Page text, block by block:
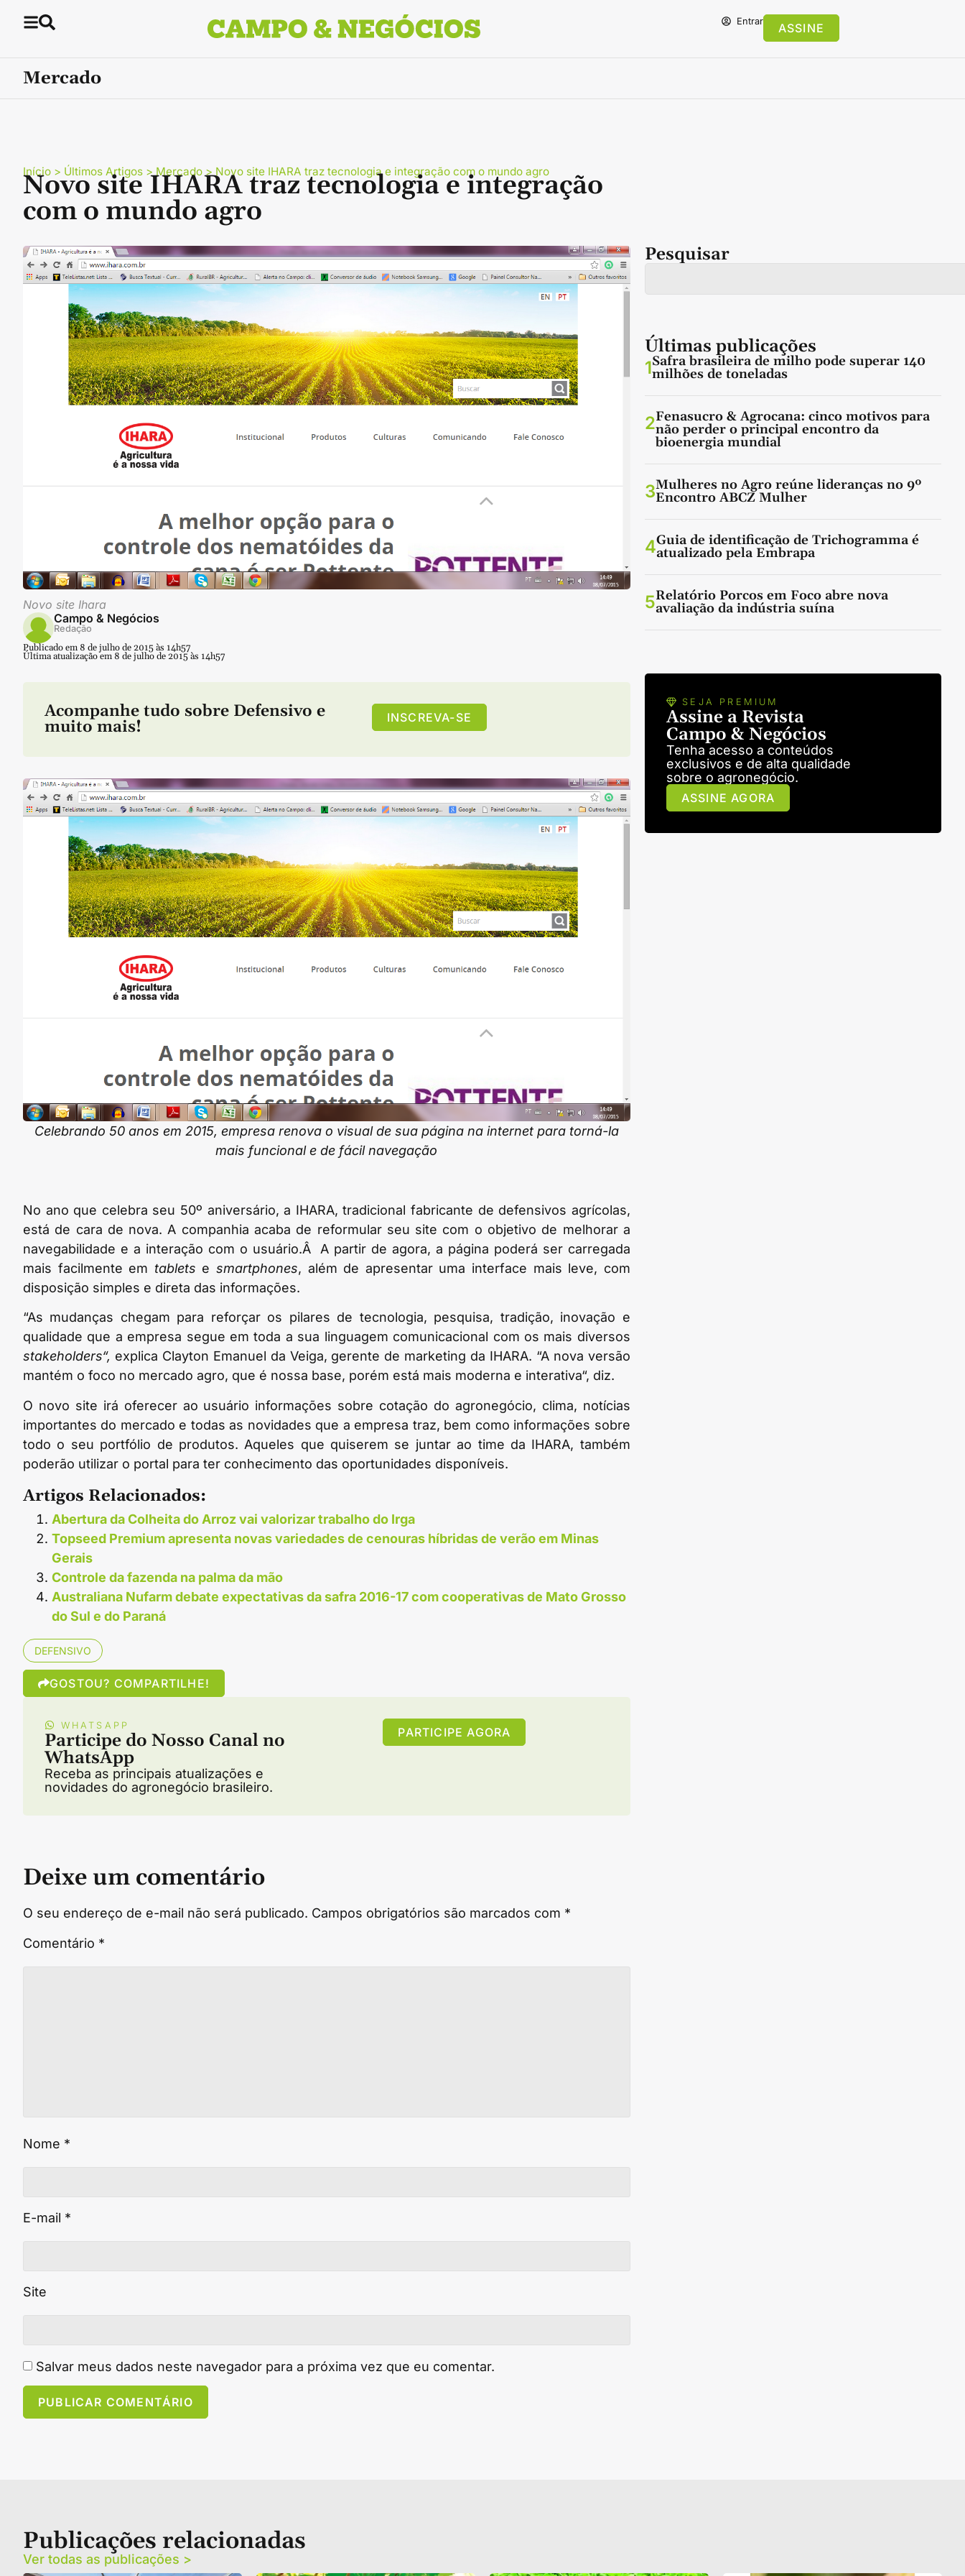
Entrar ASSINE
Mercado
Início > Últimos Artigos >Mercado>Novo site IHARA traz tecnologia e integração com o mundo agro
Novo site IHARA traz tecnologia e integração
com o mundo agro
Novo site Ihara
Campo & Negócios
Redação
Publicado em 8 de julho de 2015 às 14h57
Última atualização em 8 de julho de 2015 às 14h57
Acompanhe tudo sobre Defensivo e
muito mais! INSCREVA-SE
Celebrando 50 anos em 2015, empresa renova o visual de sua página na internet para torná-la
mais funcional e de fácil navegação
No ano que celebra seu 50º aniversário, a IHARA, tradicional fabricante de defensivos agrícolas,
está de cara de nova. A companhia acaba de reformular seu site com o objetivo de melhorar a
navegabilidade e a interação com o usuário.Â A partir de agora, a página poderá ser carregada
mais facilmente em tablets esmartphones, além de apresentar uma interface mais leve, com
disposição simples e direta das informações.
“As mudanças chegam para reforçar os pilares de tecnologia, pesquisa, tradição, inovação e
qualidade que a empresa segue em toda a sua linguagem comunicacional com os mais diversos
stakeholders“, explica Clayton Emanuel da Veiga, gerente de marketing da IHARA. “A nova versão
mantém o foco no mercado agro, que é nossa base, porém está mais moderna e interativa“, diz.
O novo site irá oferecer ao usuário informações sobre cotação do agronegócio, clima, notícias
importantes do mercado e todas as novidades que a empresa traz, bem como informações sobre
todo o seu portfólio de produtos. Aqueles que quiserem se juntar ao time da IHARA, também
poderão utilizar o portal para ter conhecimento das oportunidades disponíveis.
Artigos Relacionados:
Abertura da Colheita do Arroz vai valorizar trabalho do Irga
Topseed Premium apresenta novas variedades de cenouras híbridas de verão em Minas
Gerais
Controle da fazenda na palma da mão
Australiana Nufarm debate expectativas da safra 2016-17 com cooperativas de Mato Grosso
do Sul e do Paraná
DEFENSIVO
GOSTOU? COMPARTILHE!
WHATSAPP
Participe do Nosso Canal no
WhatsApp
Receba as principais atualizações e
novidades do agronegócio brasileiro.
PARTICIPE AGORA
Deixe um comentário
O seu endereço de e-mail não será publicado. Campos obrigatórios são marcados com *
Comentário *
Nome *
E-mail *
Site
Salvar meus dados neste navegador para a próxima vez que eu comentar.
Pesquisar
Últimas publicações
1Safra brasileira de milho pode superar 140
milhões de toneladas
2Fenasucro & Agrocana: cinco motivos para
não perder o principal encontro da
bioenergia mundial
3Mulheres no Agro reúne lideranças no 9º
Encontro ABCZ Mulher
4Guia de identificação de Trichogramma é
atualizado pela Embrapa
5Relatório Porcos em Foco abre nova
avaliação da indústria suína
SEJA PREMIUM
Assine a Revista
Campo & Negócios
Tenha acesso a conteúdos
exclusivos e de alta qualidade
sobre o agronegócio.
ASSINE AGORA
Publicações relacionadas
Ver todas as publicações >